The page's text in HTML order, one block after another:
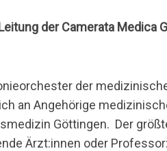
der Camerata Medica
der
an Angehörige
Göttingen. Der
Ärzt:innen oder